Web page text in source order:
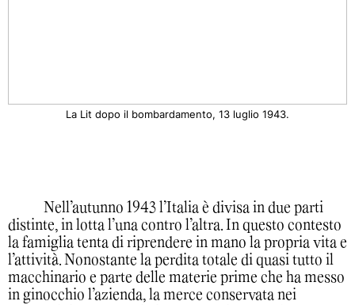
La Lit dopo il bombardamento, 13 luglio 1943.
Nell’autunno 1943 l’Italia è divisa in due parti
distinte, in lotta l’una contro l’altra. In questo contesto
la famiglia tenta di riprendere in mano la propria vita e
l’attività. Nonostante la perdita totale di quasi tutto il
macchinario e parte delle materie prime che ha messo
in ginocchio l’azienda, la merce conservata nei